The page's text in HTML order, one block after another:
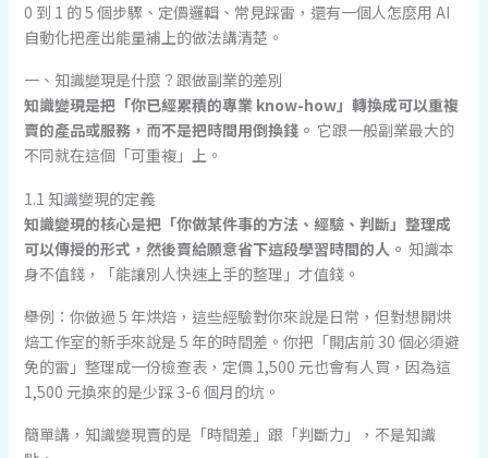
0 到 1 的 5 個步驟、定價邏輯、常見踩雷，還有一個人怎麼用 AI
自動化把產出能量補上的做法講清楚。
一、知識變現是什麼？跟做副業的差別
知識變現是把「你已經累積的專業 know-how」轉換成可以重複
賣的產品或服務，而不是把時間用倒換錢。 它跟一般副業最大的
不同就在這個「可重複」上。
1.1 知識變現的定義
知識變現的核心是把「你做某件事的方法、經驗、判斷」整理成
可以傳授的形式，然後賣給願意省下這段學習時間的人。 知識本
身不值錢，「能讓別人快速上手的整理」才值錢。
舉例：你做過 5 年烘焙，這些經驗對你來說是日常，但對想開烘
焙工作室的新手來說是 5 年的時間差。你把「開店前 30 個必須避
免的雷」整理成一份檢查表，定價 1,500 元也會有人買，因為這
1,500 元換來的是少踩 3-6 個月的坑。
簡單講，知識變現賣的是「時間差」跟「判斷力」，不是知識